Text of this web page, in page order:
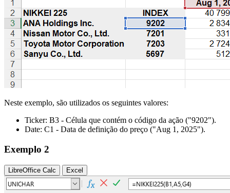
Neste exemplo, são utilizados os seguintes valores:
Ticker: B3 - Célula que contém o código da ação ("9202").
Date: C1 - Data de definição do preço ("Aug 1, 2025").
Exemplo 2
LibreOffice Calc Excel